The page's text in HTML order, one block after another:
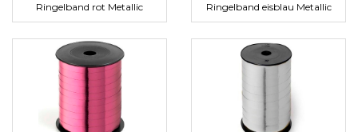
Ringelband rot Metallic
Ringelband eisblau Metallic